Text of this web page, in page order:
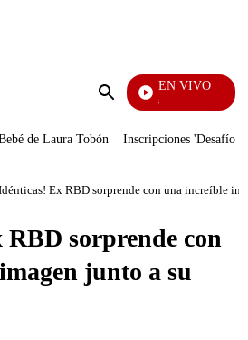
Enviar
EN VIVO
También Caerás
de Laura Tobón Inscripciones 'Desafío'
Ex RBD sorprende con una increíble
RBD sorprende con
junto a su